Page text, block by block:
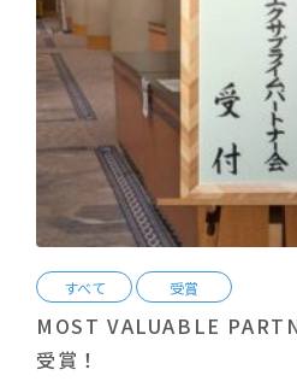
すべて 受賞
MOST VALUABLE
受賞！